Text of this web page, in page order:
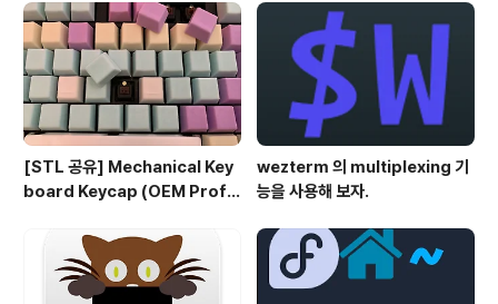
[STL 공유] Mechanical Key
board Keycap (OEM Profil
wezterm 의 multiplexing 기
능을 사용해 보자.